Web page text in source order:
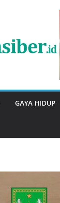
GAYA HIDUP